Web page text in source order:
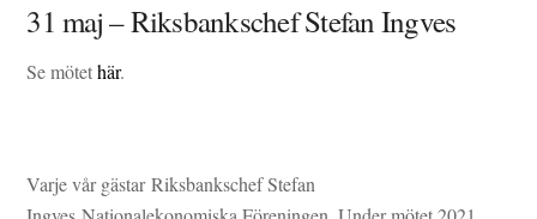
31 maj – Riksbankschef Stefan Ingves
Se mötethär.
Varje vår gästar Riksbankschef Stefan